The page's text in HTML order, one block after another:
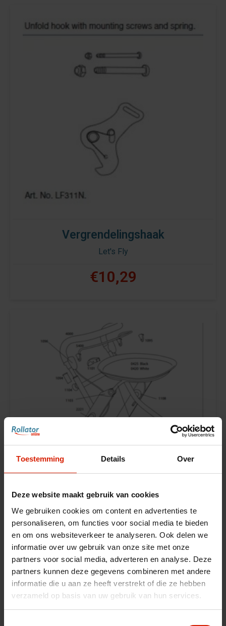
Toestemming Details Over
Deze website maakt gebruik van cookies
We gebruiken cookies om content en advertenties te
personaliseren, om functies voor social media te bieden
en om ons websiteverkeer te analyseren. Ook delen we
informatie over uw gebruik van onze site met onze
partners voor social media, adverteren en analyse. Deze
partners kunnen deze gegevens combineren met andere
informatie die u aan ze heeft verstrekt of die ze hebben
verzameld op basis van uw gebruik van hun services.
Vergrendelingshaak
Let's Fly
€10,29
Voorvork met voorvorklagers
Let's Go Indoor
€42,99